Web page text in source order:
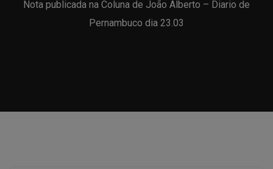
Nota publicada na Coluna de João Alberto – Diario de
Pernambuco dia 23.03